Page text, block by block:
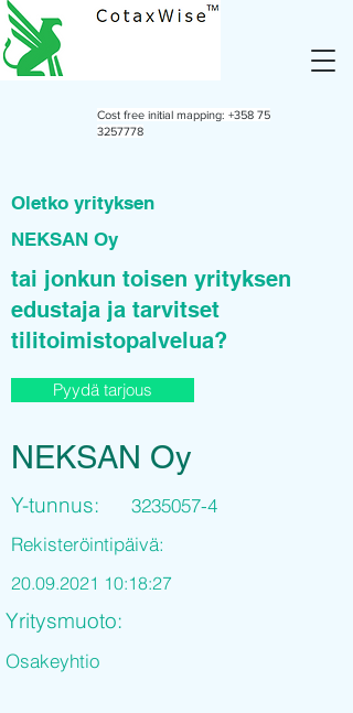
Cost free initial mapping: +358 75
3257778
Oletko yrityksen
NEKSAN Oy
tai jonkun toisen yrityksen
edustaja ja tarvitset
tilitoimistopalvelua?
Pyydä tarjous
NEKSAN Oy
Y-tunnus:
3235057-4
Rekisteröintipäivä:
20.09.2021 10:18:27
Yritysmuoto:
Osakeyhtio